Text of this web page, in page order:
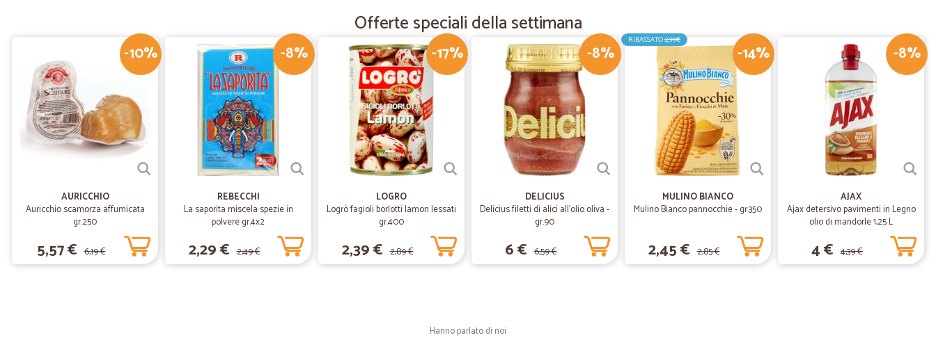
Servizio veloce ed efficiente
Servizio veloce ed efficiente
31/03/2024
—Viviana N.
Ottimo e veloce.
Sono contenta di "Cicalia", offre ottimi prodotti. Il mio ordine è arrivato bene e velocemente.
Affidabile
Trattandosi di primo ordine, ritengo sia andato tutto bene.
01/02/2022
—Roberto B.
"scorta" che al buongusto. Consegna veloce e puntuale in un periodo in cui i grandi
Offerte speciali della settimana
-10%
AURICCHIO
Auricchio scamorza affumicata
gr.250
5,57 € 6,19 €
-8%
REBECCHI
La saporita miscela spezie in
polvere gr.4x2
2,29 € 2,49 €
-17%
LOGRO
Logrò fagioli borlotti lamon lessati
gr.400
2,39 € 2,89 €
-8%
DELICIUS
Delicius filetti di alici all'olio oliva -
gr.90
6 € 6,59 €
-14%
RIBASSATO2,99€
MULINO BIANCO
Mulino Bianco pannocchie - gr.350
2,45 € 2,85 €
-8%
AJAX
Ajax detersivo pavimenti in Legno
olio di mandorle 1,25 L
4 € 4,39 €
Hanno parlato di noi